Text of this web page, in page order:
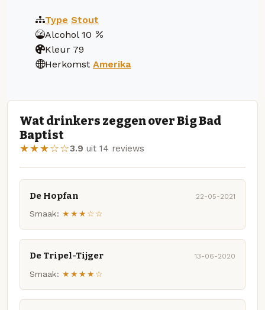
Type Stout
Alcohol 10
Kleur 79
Herkomst Amerika
Wat drinkers zeggen over Big Bad
Baptist
★★★☆☆3.9 uit 14 reviews
De Hopfan 22-05-2021
Smaak: ★★★☆☆
De Tripel-Tijger 13-06-2020
Smaak: ★★★★☆